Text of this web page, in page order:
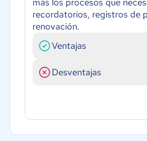
recordatorios, registros de
renovación.
Ventajas
Desventajas